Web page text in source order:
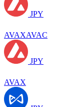
JPY
AVAXAVAC
JPY
AVAX